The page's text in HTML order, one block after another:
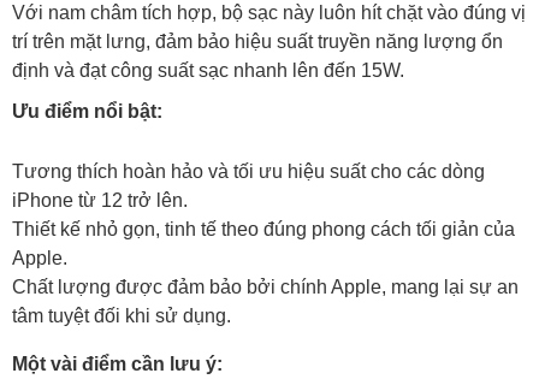
Với nam châm tích hợp, bộ sạc này luôn hít chặt vào đúng vị
trí trên mặt lưng, đảm bảo hiệu suất truyền năng lượng ổn
định và đạt công suất sạc nhanh lên đến 15W.
Ưu điểm nổi bật:
Tương thích hoàn hảo và tối ưu hiệu suất cho các dòng
iPhone từ 12 trở lên.
Thiết kế nhỏ gọn, tinh tế theo đúng phong cách tối giản của
Apple.
Chất lượng được đảm bảo bởi chính Apple, mang lại sự an
tâm tuyệt đối khi sử dụng.
Một vài điểm cần lưu ý: